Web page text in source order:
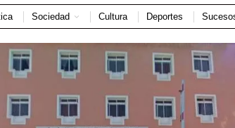
Sociedad Cultura Deportes